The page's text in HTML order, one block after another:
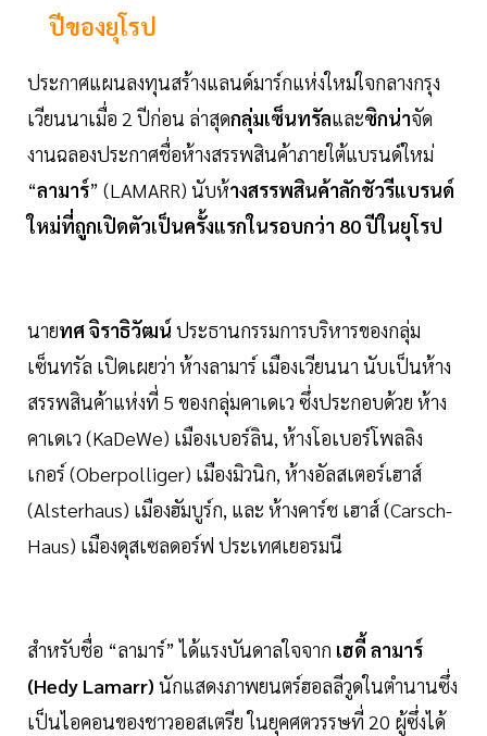
ปีของยุโรป
ประกาศแผนลงทุนสร้างแลนด์มาร์กแห่งใหม่ใจกลางกรุง
เวียนนาเมื่อ 2 ปีก่อน ล่าสุดกลุ่มเซ็นทรัลและซิกน่าจัด
งานฉลองประกาศชื่อห้างสรรพสินค้าภายใต้แบรนด์ใหม่
“ลามาร์” (LAMARR) นับห้างสรรพสินค้าลักชัวรีแบรนด์
ใหม่ที่ถูกเปิดตัวเป็นครั้งแรกในรอบกว่า 80 ปีในยุโรป
นายทศ จิราธิวัฒน์ ประธานกรรมการบริหารของกลุ่ม
เซ็นทรัล เปิดเผยว่า ห้างลามาร์ เมืองเวียนนา นับเป็นห้าง
สรรพสินค้าแห่งที่ 5 ของกลุ่มคาเดเว ซึ่งประกอบด้วย ห้าง
คาเดเว (KaDeWe) เมืองเบอร์ลิน, ห้างโอเบอร์โพลลิง
เกอร์ (Oberpolliger) เมืองมิวนิก, ห้างอัลสเตอร์เฮาส์
(Alsterhaus) เมืองฮัมบูร์ก, และ ห้างคาร์ช เฮาส์ (Carsch-
Haus) เมืองดุสเซลดอร์ฟ ประเทศเยอรมนี
สำหรับชื่อ “ลามาร์” ได้แรงบันดาลใจจาก เฮดี้ ลามาร์
(Hedy Lamarr) นักแสดงภาพยนตร์ฮอลลีวูดในตำนานซึ่ง
เป็นไอคอนของชาวออสเตรีย ในยุคศตวรรษที่ 20 ผู้ซึ่งได้